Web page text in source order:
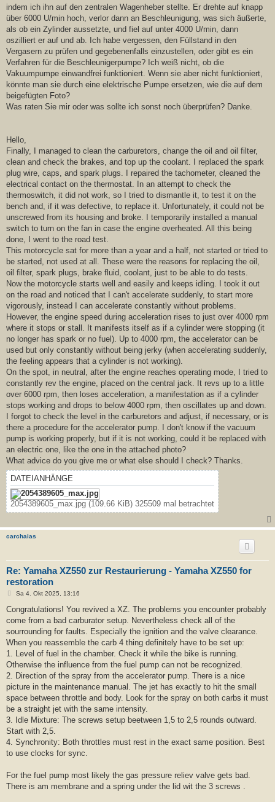
indem ich ihn auf den zentralen Wagenheber stellte. Er drehte auf knapp
über 6000 U/min hoch, verlor dann an Beschleunigung, was sich äußerte,
als ob ein Zylinder aussetzte, und fiel auf unter 4000 U/min, dann
oszilliert er auf und ab. Ich habe vergessen, den Füllstand in den
Vergasern zu prüfen und gegebenenfalls einzustellen, oder gibt es ein
Verfahren für die Beschleunigerpumpe? Ich weiß nicht, ob die
Vakuumpumpe einwandfrei funktioniert. Wenn sie aber nicht funktioniert,
könnte man sie durch eine elektrische Pumpe ersetzen, wie die auf dem
beigefügten Foto?
Was raten Sie mir oder was sollte ich sonst noch überprüfen? Danke.
Hello,
Finally, I managed to clean the carburetors, change the oil and oil filter,
clean and check the brakes, and top up the coolant. I replaced the spark
plug wire, caps, and spark plugs. I repaired the tachometer, cleaned the
electrical contact on the thermostat. In an attempt to check the
thermoswitch, it did not work, so I tried to dismantle it, to test it on the
bench and, if it was defective, to replace it. Unfortunately, it could not be
unscrewed from its housing and broke. I temporarily installed a manual
switch to turn on the fan in case the engine overheated. All this being
done, I went to the road test.
This motorcycle sat for more than a year and a half, not started or tried to
be started, not used at all. These were the reasons for replacing the oil,
oil filter, spark plugs, brake fluid, coolant, just to be able to do tests.
Now the motorcycle starts well and easily and keeps idling. I took it out
on the road and noticed that I can't accelerate suddenly, to start more
vigorously, instead I can accelerate constantly without problems.
However, the engine speed during acceleration rises to just over 4000 rpm
where it stops or stall. It manifests itself as if a cylinder were stopping (it
no longer has spark or no fuel). Up to 4000 rpm, the accelerator can be
used but only constantly without being jerky (when accelerating suddenly,
the feeling appears that a cylinder is not working).
On the spot, in neutral, after the engine reaches operating mode, I tried to
constantly rev the engine, placed on the central jack. It revs up to a little
over 6000 rpm, then loses acceleration, a manifestation as if a cylinder
stops working and drops to below 4000 rpm, then oscillates up and down.
I forgot to check the level in the carburetors and adjust, if necessary, or is
there a procedure for the accelerator pump. I don't know if the vacuum
pump is working properly, but if it is not working, could it be replaced with
an electric one, like the one in the attached photo?
What advice do you give me or what else should I check? Thanks.
DATEIANHÄNGE
2054389605_max.jpg (109.66 KiB) 325509 mal betrachtet
carchaias
Re: Yamaha XZ550 zur Restaurierung - Yamaha XZ550 for
restoration
B
i
r
a
Sa 4. Okt 2025, 13:16
Congratulations! You revived a XZ. The problems you encounter probably
come from a bad carburator setup. Nevertheless check all of the
sourrounding for faults. Especially the ignition and the valve clearance.
When you reassemble the carb 4 thing definitely have to be set up:
1. Level of fuel in the chamber. Check it while the bike is running.
Otherwise the influence from the fuel pump can not be recognized.
2. Direction of the spray from the accelerator pump. There is a nice
picture in the maintenance manual. The jet has exactly to hit the small
space between throttle and body. Look for the spray on both carbs it must
be a straight jet with the same intensity.
3. Idle Mixture: The screws setup beetween 1,5 to 2,5 rounds outward.
Start with 2,5.
4. Synchronity: Both throttles must rest in the exact same position. Best
to use clocks for sync.
For the fuel pump most likely the gas pressure reliev valve gets bad.
There is am membrane and a spring under the lid wit the 3 screws .